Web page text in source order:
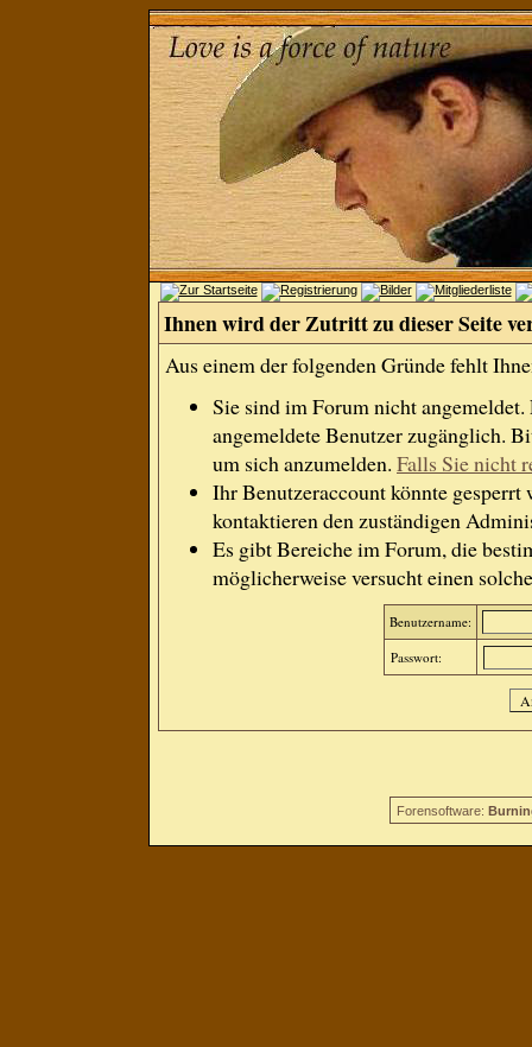
Ihnen wird der Zutritt zu dieser Seite
Aus einem der folgenden Gründe fehlt
Sie sind im Forum nicht
angemeldete Benutzer zugänglich.
um sich anzumelden. Falls Sie nicht
Ihr Benutzeraccount könnte gesperrt
kontaktieren den zuständigen
Es gibt Bereiche im Forum, die
möglicherweise versucht einen
Benutzername:
Passwort:
Forensoftware: